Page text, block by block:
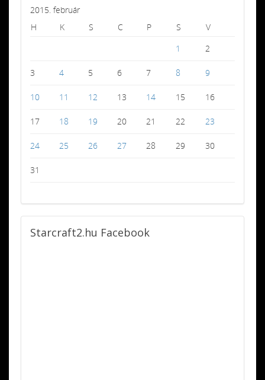
2015. február
H
K S C P S
V
1
2
3 4 5 6 7 8 9
10 11 12 13 14 15 16
17 18 19 20 21 22 23
24 25 26 27 28 29 30
31
Starcraft2.hu Facebook